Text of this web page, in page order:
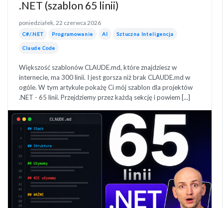
.NET (szablon 65 linii)
poniedziałek, 22 czerwca 2026
C#/.NET Programowanie AI Sztuczna Inteligencja
Claude Code
Większość szablonów CLAUDE.md, które znajdziesz w
internecie, ma 300 linii. I jest gorsza niż brak CLAUDE.md w
ogóle. W tym artykule pokażę Ci mój szablon dla projektów
.NET - 65 linii. Przejdziemy przez każdą sekcję i powiem [...]